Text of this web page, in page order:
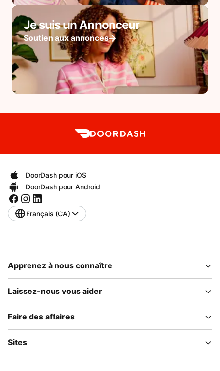
Je suis un Annonceur
Soutien aux annonces
DoorDash pour iOS
DoorDash pour Android
Français (CA)
Apprenez à nous connaître
Laissez-nous vous aider
Faire des affaires
Sites